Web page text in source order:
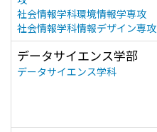
社会情報学科環境情報学専攻
社会情報学科情報デザイン専攻
データサイエンス学部
データサイエンス学科